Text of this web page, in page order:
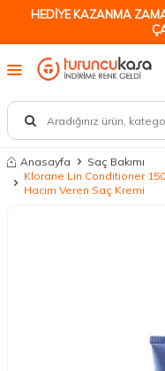
HEDİYE KAZANMA
Anasayfa
Saç Bakımı
Klorane Lin Conditioner
Hacim Veren Saç Kremi